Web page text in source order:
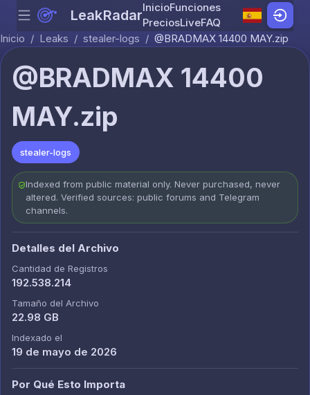
Skip to content
Menu LeakRadarInicioFunciones
PreciosLiveFAQ
Inicio / Leaks / stealer-logs / @BRADMAX 14400 MAY.zip
@BRADMAX 14400
MAY.zip
stealer-logs
Indexed from public material only. Never purchased, never
altered. Verified sources: public forums and Telegram
channels.
Detalles del Archivo
Cantidad de Registros
192.538.214
Tamaño del Archivo
22.98 GB
Indexado el
19 de mayo de 2026
Por Qué Esto Importa